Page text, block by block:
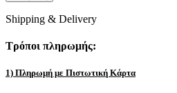
Shipping & Delivery
Τρόποι πληρωμής:
1) Πληρωμή με Πιστωτική Κάρτα